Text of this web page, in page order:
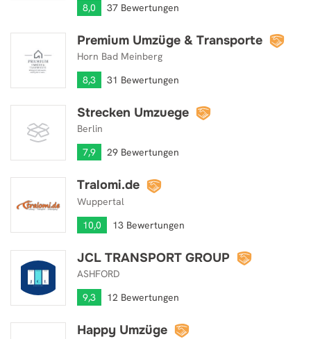
8,0
37 Bewertungen
Premium Umzüge & Transporte
Horn Bad Meinberg
8,3
31 Bewertungen
Premium Umzüge & Transporte
Strecken Umzuege
Berlin
7,9
29 Bewertungen
Strecken Umzuege
Tralomi.de
Wuppertal
10,0
13 Bewertungen
JCL TRANSPORT GROUP
ASHFORD
9,3
12 Bewertungen
JCL TRANSPORT GROUP
Happy Umzüge
Happy Umzüge